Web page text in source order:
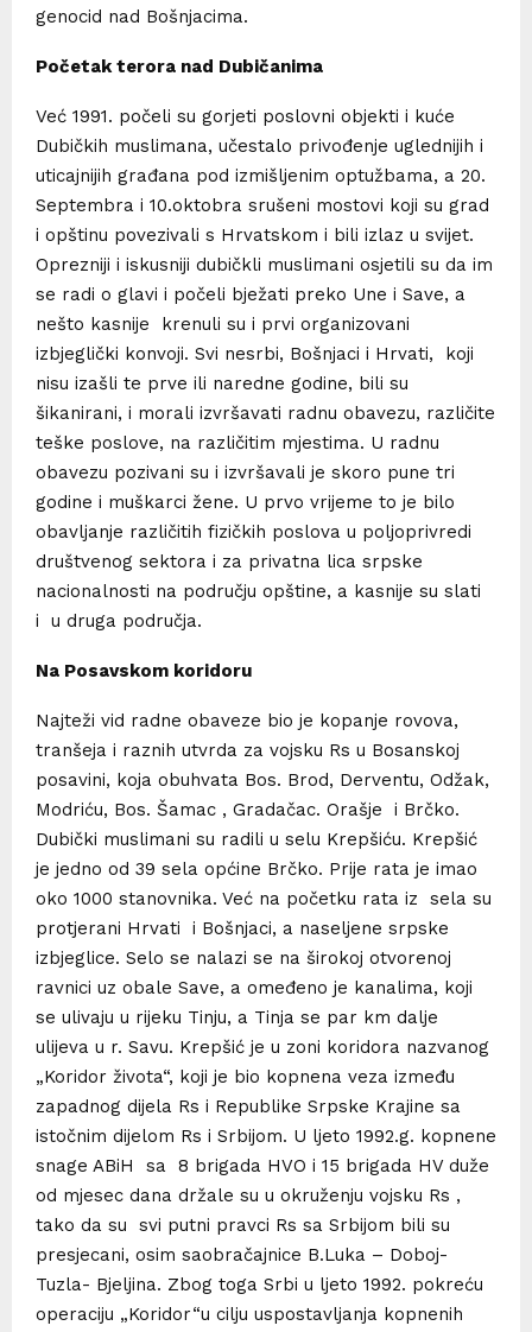
genocid nad Bošnjacima.
Početak terora nad Dubičanima
Već 1991. počeli su gorjeti poslovni objekti i kuće
Dubičkih muslimana, učestalo privođenje uglednijih i
uticajnijih građana pod izmišljenim optužbama, a 20.
Septembra i 10.oktobra srušeni mostovi koji su grad
i opštinu povezivali s Hrvatskom i bili izlaz u svijet.
Oprezniji i iskusniji dubičkli muslimani osjetili su da im
se radi o glavi i počeli bježati preko Une i Save, a
nešto kasnije krenuli su i prvi organizovani
izbjeglički konvoji. Svi nesrbi, Bošnjaci i Hrvati, koji
nisu izašli te prve ili naredne godine, bili su
šikanirani, i morali izvršavati radnu obavezu, različite
teške poslove, na različitim mjestima. U radnu
obavezu pozivani su i izvršavali je skoro pune tri
godine i muškarci žene. U prvo vrijeme to je bilo
obavljanje različitih fizičkih poslova u poljoprivredi
društvenog sektora i za privatna lica srpske
nacionalnosti na području opštine, a kasnije su slati
i u druga područja.
Na Posavskom koridoru
Najteži vid radne obaveze bio je kopanje rovova,
tranšeja i raznih utvrda za vojsku Rs u Bosanskoj
posavini, koja obuhvata Bos. Brod, Derventu, Odžak,
Modriću, Bos. Šamac , Gradačac. Orašje i Brčko.
Dubički muslimani su radili u selu Krepšiću. Krepšić
je jedno od 39 sela općine Brčko. Prije rata je imao
oko 1000 stanovnika. Već na početku rata iz sela su
protjerani Hrvati i Bošnjaci, a naseljene srpske
izbjeglice. Selo se nalazi se na širokoj otvorenoj
ravnici uz obale Save, a omeđeno je kanalima, koji
se ulivaju u rijeku Tinju, a Tinja se par km dalje
ulijeva u r. Savu. Krepšić je u zoni koridora nazvanog
„Koridor života“, koji je bio kopnena veza između
zapadnog dijela Rs i Republike Srpske Krajine sa
istočnim dijelom Rs i Srbijom. U ljeto 1992.g. kopnene
snage ABiH sa 8 brigada HVO i 15 brigada HV duže
od mjesec dana držale su u okruženju vojsku Rs ,
tako da su svi putni pravci Rs sa Srbijom bili su
presjecani, osim saobračajnice B.Luka – Doboj-
Tuzla- Bjeljina. Zbog toga Srbi u ljeto 1992. pokreću
operaciju „Koridor“u cilju uspostavljanja kopnenih